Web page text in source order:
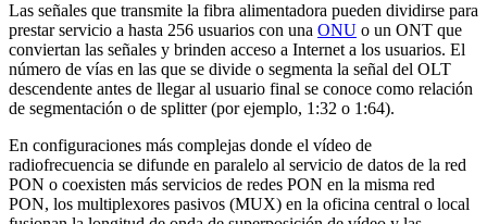
Las señales que transmite la fibra alimentadora pueden dividirse para
prestar servicio a hasta 256 usuarios con una ONU o un ONT que
conviertan las señales y brinden acceso a Internet a los usuarios. El
número de vías en las que se divide o segmenta la señal del OLT
descendente antes de llegar al usuario final se conoce como relación
de segmentación o de splitter (por ejemplo, 1:32 o 1:64).
En configuraciones más complejas donde el vídeo de
radiofrecuencia se difunde en paralelo al servicio de datos de la red
PON o coexisten más servicios de redes PON en la misma red
PON, los multiplexores pasivos (MUX) en la oficina central o local